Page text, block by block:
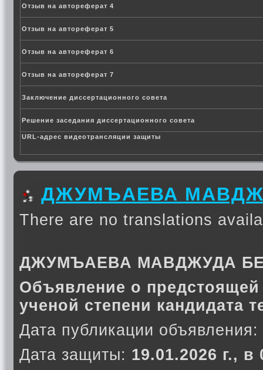
Отзыв на автореферат 4
Отзыв на автореферат 5
Отзыв на автореферат 6
Отзыв на автореферат 7
Заключение диссертационного совета
Решение заседания диссертационного совета
URL-адрес видеотрансляции защиты
ДЖУМЪАЕВА
There are no translations
ДЖУМЪАЕВА МАВДЖУДА
Объявление о предстоящей
ученой степени кандидата
Дата публикации объявления:
Дата защиты: 19.01.2026 г., в